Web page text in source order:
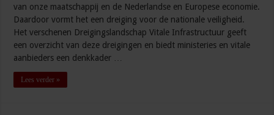
van onze maatschappij en de Nederlandse en Europese economie.
Daardoor vormt het een dreiging voor de nationale veiligheid.
Het verschenen Dreigingslandschap Vitale Infrastructuur geeft
een overzicht van deze dreigingen en biedt ministeries en vitale
aanbieders een denkkader …
Lees verder »